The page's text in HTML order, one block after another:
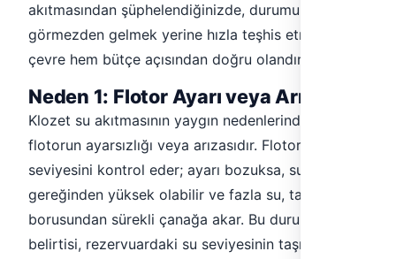
akıtmasından şüphelendiğinizde, durumu
görmezden gelmek yerine hızla teşhis etmek hem
çevre hem bütçe açısından doğru olandır.
Neden 1: Flotor Ayarı veya Arızası
Klozet su akıtmasının yaygın nedenlerinden biri,
flotorun ayarsızlığı veya arızasıdır. Flotor su
seviyesini kontrol eder; ayarı bozuksa, su seviyesi
gereğinden yüksek olabilir ve fazla su, taşma
borusundan sürekli çanağa akar. Bu durumun
belirtisi, rezervuardaki su seviyesinin taşma